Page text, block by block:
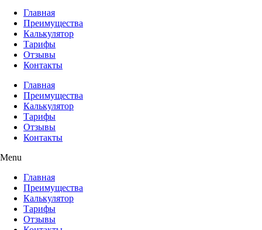
Главная
Преимущества
Калькулятор
Тарифы
Отзывы
Контакты
Главная
Преимущества
Калькулятор
Тарифы
Отзывы
Контакты
Menu
Главная
Преимущества
Калькулятор
Тарифы
Отзывы